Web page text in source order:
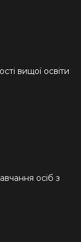
вищої освіти
осіб з